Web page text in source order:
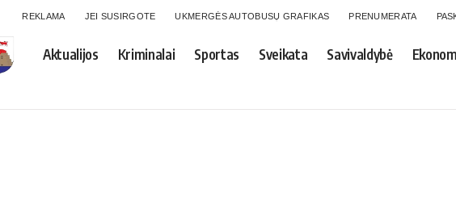
REKLAMA JEI SUSIRGOTE UKMERGĖS AUTOBUSŲ GRAFIKAS PRENUMERATA
Aktualijos Kriminalai Sportas Sveikata Savivaldybė